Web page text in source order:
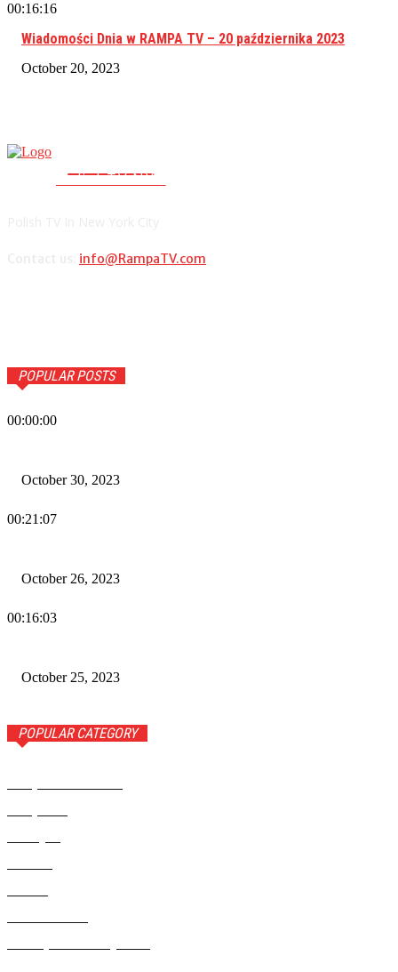
00:16:16
Wiadomości Dnia w RAMPA TV – 20 października 2023
October 20, 2023
PolishTV.NYC
info@RampaTV.com
POPULAR POSTS
00:00:00
October 30, 2023
00:21:07
October 26, 2023
00:16:03
October 25, 2023
POPULAR CATEGORY